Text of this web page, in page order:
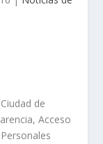
Ciudad de
Acceso